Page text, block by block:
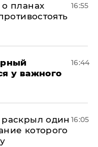
планах
16:55
у важного
16:44
один
которого
16:05